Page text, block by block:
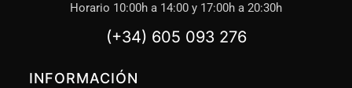
Horario 10:00h a 14:00 y 17:00h a 20:30h
(+34) 605 093 276
INFORMACIÓN